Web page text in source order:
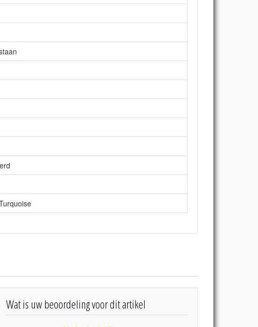
Wat is uw beoordeling voor dit artikel